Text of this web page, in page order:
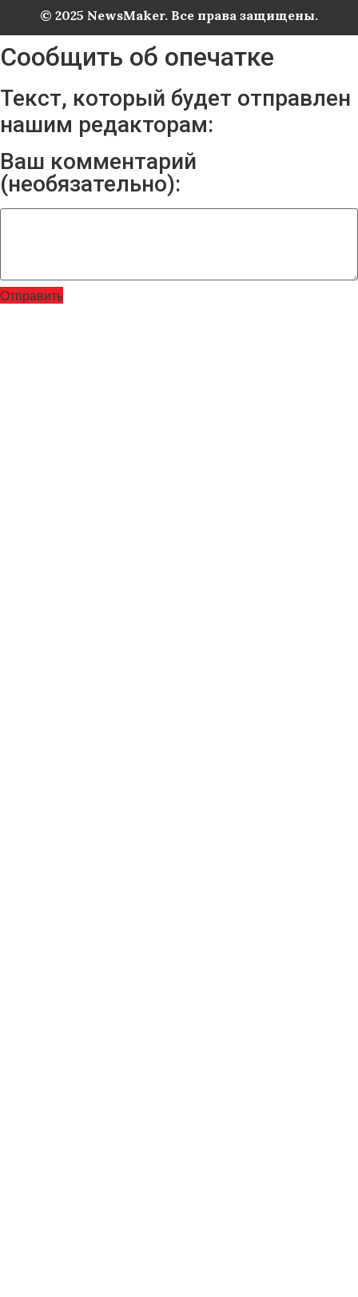
© 2025 NewsMaker. Все права защищены.
Сообщить об опечатке
Текст, который будет отправлен
нашим редакторам:
Ваш комментарий
(необязательно):
Отправить